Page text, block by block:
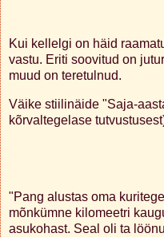
Kui kellelgi on häid
vastu. Eriti soovitud on
muud on teretulnud.
Väike stiilinäide "Saja-
kõrvaltegelase
"Pang alustas oma
mõnkümne kilomeetri
asukohast. Seal oli ta